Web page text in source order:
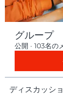
グループ
公開 · 103名の
ディスカッシ